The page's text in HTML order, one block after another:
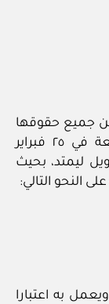
جميع حقوقها
والتزاماتها في الاتفاقية النفطية الموقعة في ٢٥ فبراير
ليمتد، بحيث
النحو التالي:
به اعتبارا